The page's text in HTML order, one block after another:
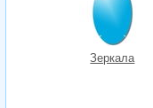
Зеркала